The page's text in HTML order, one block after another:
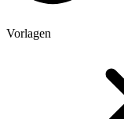
Vorlagen